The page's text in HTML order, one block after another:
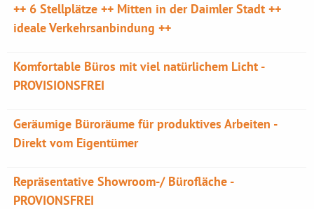
++ 6 Stellplätze ++ Mitten in der Daimler Stadt ++
ideale Verkehrsanbindung ++
Komfortable Büros mit viel natürlichem Licht -
PROVISIONSFREI
Geräumige Büroräume für produktives Arbeiten -
Direkt vom Eigentümer
Repräsentative Showroom-/ Bürofläche -
PROVIONSFREI